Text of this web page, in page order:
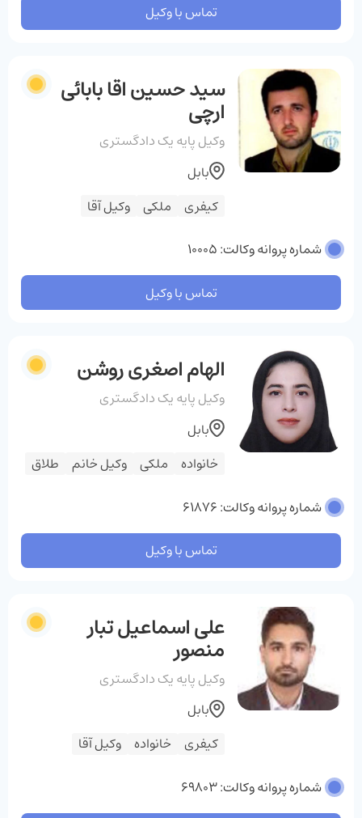
تماس با وکیل
سید حسین اقا بابائی
ارچی
وکیل پایه یک دادگستری
کیفری ملکی وکیل آقا
بابل
شماره پروانه وکالت: 10005
تماس با وکیل
الهام اصغری روشن
وکیل پایه یک دادگستری
خانواده ملکی وکیل خانم طلاق
بابل
شماره پروانه وکالت: 61876
تماس با وکیل
علی اسماعیل تبار
منصور
وکیل پایه یک دادگستری
کیفری خانواده وکیل آقا
بابل
شماره پروانه وکالت: 69803